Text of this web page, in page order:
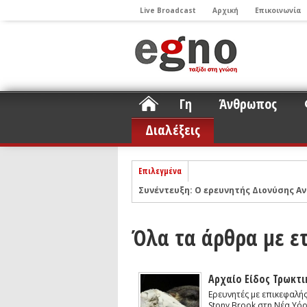
Live Broadcast Αρχική Επικοινωνία
Γη Άνθρωπος
Διαλέξεις
Επιλεγμένα
Συνέντευξη: Ο ερευνητής Διονύσης
ΝΕLIOTA: Το ερευνητικό
Σελήνη
Podcast: Συζήτηση με τον
Podcast: Ο Διονύσης Σιμόπουλος
Άρθρο με αφορμή το Nobel Φυσικής
Συνέντευξη: Το ελληνικό
Συνέντευξη: Ο ερευνητής
Όλα τα άρθρα με
Αρχαίο Είδος
Ερευνητές με